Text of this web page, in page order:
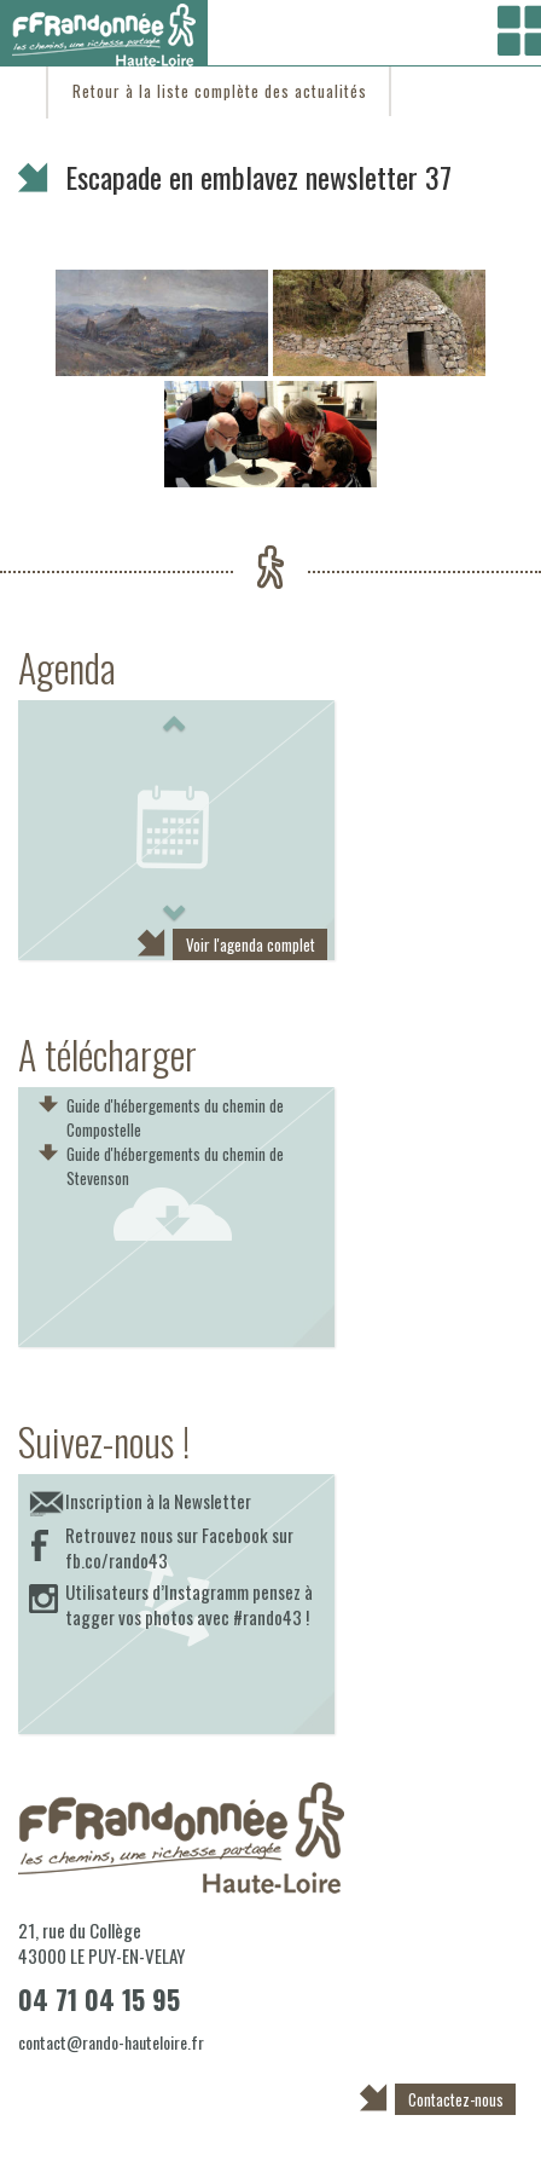
Vous êtes ici :Accueil/C'est d'actu
Retour à la liste complète des actualités
Escapade en emblavez newsletter 37
Agenda
Voir l'agenda complet
A télécharger
Guide d'hébergements du chemin de
Compostelle
Guide d'hébergements du chemin de
Stevenson
Suivez-nous !
Inscription à la Newsletter
Retrouvez nous sur Facebook sur
fb.co/rando43
Utilisateurs d’Instagramm pensez à
tagger vos photos avec #rando43 !
21, rue du Collège
43000 LE PUY-EN-VELAY
04 71 04 15 95
contact@rando-hauteloire.fr
Contactez-nous